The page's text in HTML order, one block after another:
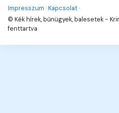
Impresszum ·Kapcsolat ·
© Kék hírek, bűnügyek, balesetek -
fenttartva